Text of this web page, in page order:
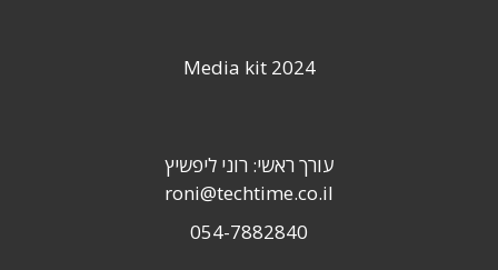
Media kit 2024
עורך ראשי: רוני ליפשיץ
roni@techtime.co.il
054-7882840